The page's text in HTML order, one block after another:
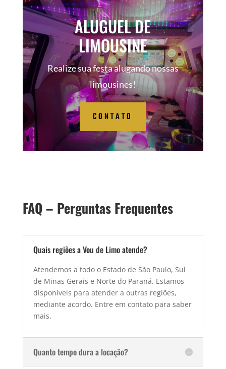
ALUGUEL DE
LIMOUSINE
Realize sua festa alugando nossas
limousines!
CONTATO
FAQ – Perguntas Frequentes
Quais regiões a Vou de Limo atende?
Atendemos a todo o Estado de São Paulo, Sul
de Minas Gerais e Norte do Paraná. Estamos
disponíveis para atender a outras regiões,
mediante acordo. Entre em contato para saber
mais.
Quanto tempo dura a locação?